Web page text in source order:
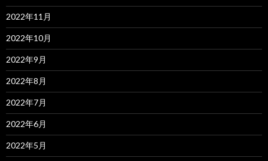
2022年11月
2022年10月
2022年9月
2022年8月
2022年7月
2022年6月
2022年5月